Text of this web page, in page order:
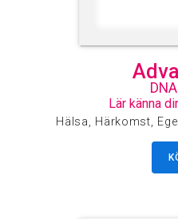
Lär känna
Hälsa, Härkomst,